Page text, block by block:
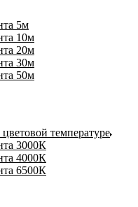
5м
10м
20м
30м
50м
температуре
3000К
4000К
6500К